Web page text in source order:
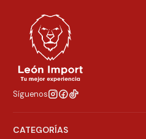
Síguenos
CATEGORÍAS